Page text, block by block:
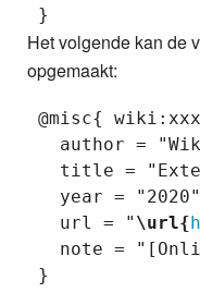
Het volgende kan de
opgemaakt:
@misc{
author =
title =
year =
   url = "
\url{
note =